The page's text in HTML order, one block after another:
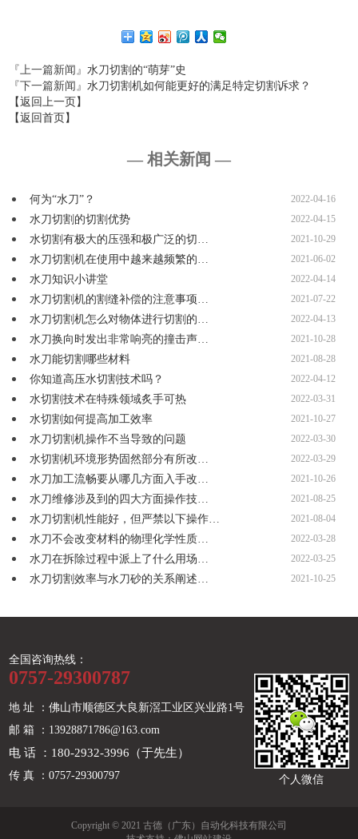
『上一篇新闻』水刀切割的“萌芽”史
『下一篇新闻』水刀切割机如何能更好的满足特定切割诉求？
【返回上一页】
【返回首页】
— 相关新闻 —
何为“水刀”？ 2022-04-16
水刀切割的切割优势 2022-04-15
水切割有极大的压强和极广泛的切… 2021-10-29
水刀切割机在使用中越来越频繁的… 2021-06-02
水刀知识小讲堂 2022-04-14
水刀切割机的割缝补偿的注意事项… 2021-07-22
水刀切割机怎么对物体进行切割的… 2022-04-13
水刀换向时发出非常响亮的撞击声… 2021-10-28
水刀能切割哪些材料 2021-08-28
你知道高压水切割技术吗？ 2022-04-12
水切割技术在特殊领域炙手可热 2022-03-31
水切割如何提高加工效率 2021-10-27
水刀切割机操作不当导致的问题 2022-03-30
水切割机环境形势固然部分有所改… 2022-03-29
水刀加工流畅要从哪几方面入手改… 2021-10-26
水刀维修涉及到的四大方面操作技… 2021-08-25
水刀切割机性能好，但严禁以下操作… 2021-08-04
水刀不会改变材料的物理化学性质… 2022-03-28
水刀在拆除过程中派上了什么用场… 2022-03-25
水刀切割效率与水刀砂的关系阐述… 2021-10-25
全国咨询热线：
0757-29300787
地 址 ：佛山市顺德区大良新滘工业区兴业路1号
邮 箱 ：13928871786@163.com
电 话 ：180-2932-3996（于先生）
传 真 ：0757-29300797 个人微信
Copyright © 2021 古德（广东）自动化科技有限公司